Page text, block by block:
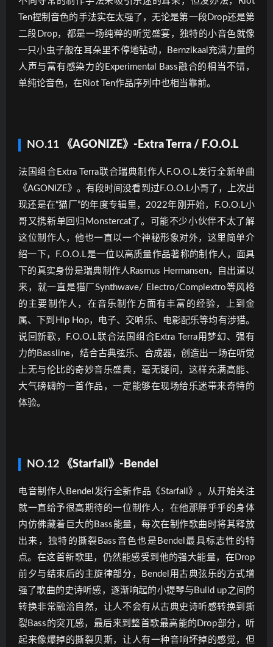
Ten捏制音色的手法实在太强了，无论是第一段Drop还是第
二段Drop，都是一场纯粹的听觉盛宴，独特的小音色就像
一只小虫子般在耳朵里不停地钻动，Bernzikaal充满力量的
人声与富有感染力的Experimental Bass融合的相当不错，
单纯论音色，在Riot Ten作品序列中也相当靠前。
NO.11 《AGONIZE》-Extra Terra / F.O.O.L
法国组合Extra Terra联合瑞典制作人F.O.O.L发行全新单曲
《AGONIZE》。有段时间没看到过F.O.O.L小哥了，上次出
现还是在“猫厂”的年度专辑里，2022年刚开始，F.O.O.L小
哥又携新单回归Monstercat了。可能不少小伙伴不太了解
这位制作人，他也一直以一个神秘形象对外，这里简单介
绍一下，F.O.O.L是一位以高质量作品著称的制作人，面具
下的真实身份是瑞典制作人Rasmus Hermansen，自出道以
来，就一直是猫厂Synthwave/ Electro/Complextro等风格
的主要制作人，在音乐制作方面有丰富的经验，上到金
属、下到Hip Hop，电子、交响乐、电影配乐等均有涉猎。
说回新歌，F.O.O.L联合法国组合Extra Terra用梦幻、强有
力的Bassline，结合古典弦乐、合成器，创造出一场在听觉
上无与伦比的奇妙音乐盛典，毫无疑问，这样充满高能、
大气磅礴的一首作品，一定能够在现场给乐迷带来奇特的
体验。
NO.12 《Starfall》-Bendel
电音制作人Bendel发行全新作品《Starfall》。从开始关注
就一直给予很高期待的一位制作人，在他那胖乎乎的身体
内仿佛藏着巨大的Bass能量，每次在制作歌曲时将其释放
出来，独特的撕裂Bass音色也是Bendel最具标志性的特
点。在这首新歌里，仍然能感受到他的强大能量，在Drop
前夕与结束后的主旋律部分，Bendel用古典弦乐的方式增
强了歌曲的史诗听感，逐渐响起的小提琴与Build up之间的
转换非常融洽自然，让人不会有从古典史诗听感转换到撕
裂Bass的突兀感，最后来到整首歌最高能的Drop部分，听
起来像爆掉的撕裂贝斯，让人有一种音响坏掉的感觉，但